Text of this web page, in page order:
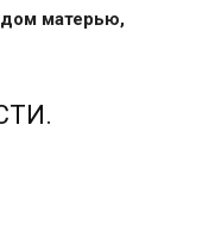
дом матерью,